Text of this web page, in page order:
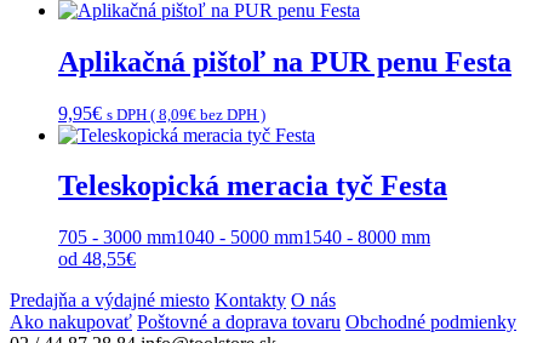
Aplikačná pištoľ na PUR penu Festa
9,95€ s DPH ( 8,09€ bez DPH )
Teleskopická meracia tyč Festa
705 - 3000 mm1040 - 5000 mm1540 - 8000 mm
od 48,55€
Predajňa a výdajné miesto Kontakty O nás
Ako nakupovať Poštovné a doprava tovaru Obchodné podmienky